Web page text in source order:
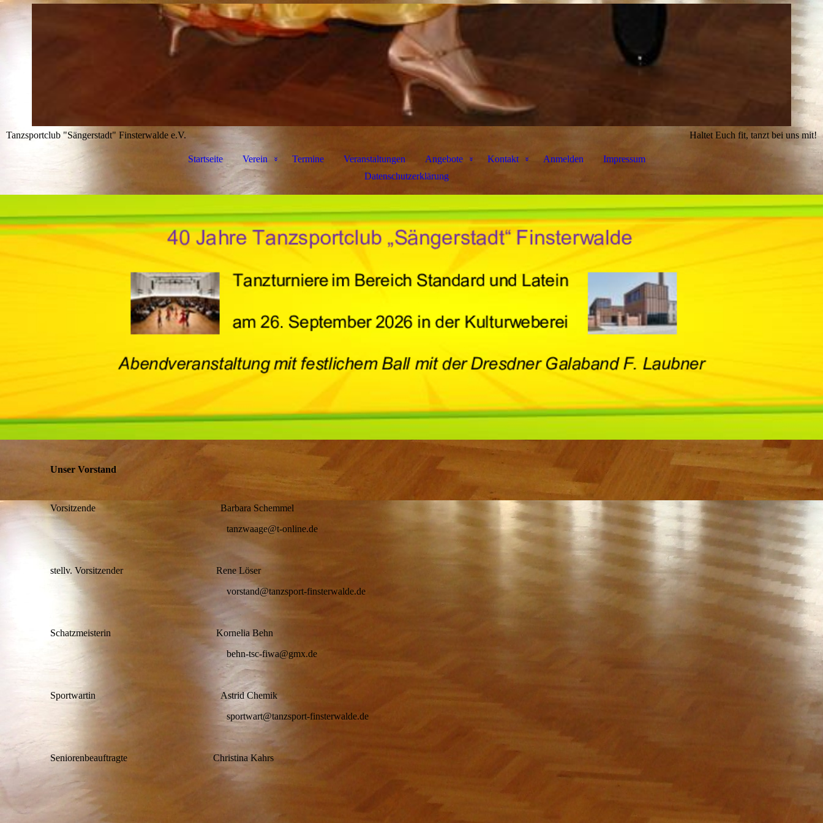
Tanzsportclub "Sängerstadt" Finsterwalde e.V. Haltet Euch fit, tanzt bei uns mit!
Startseite Verein Termine Veranstaltungen Angebote Kontakt Anmelden
Impressum
Datenschutzerklärung
Unser Vorstand
Vorsitzende Barbara Schemmel
tanzwaage@t-online.de
stellv. Vorsitzender Rene Löser
vorstand@tanzsport-finsterwalde.de
Schatzmeisterin Kornelia Behn
behn-tsc-fiwa@gmx.de
Sportwartin Astrid Chemik
sportwart@tanzsport-finsterwalde.de
Seniorenbeauftragte Christina Kahrs